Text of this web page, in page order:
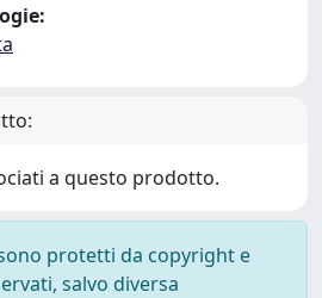
a questo prodotto.
protetti da copyright e
salvo diversa